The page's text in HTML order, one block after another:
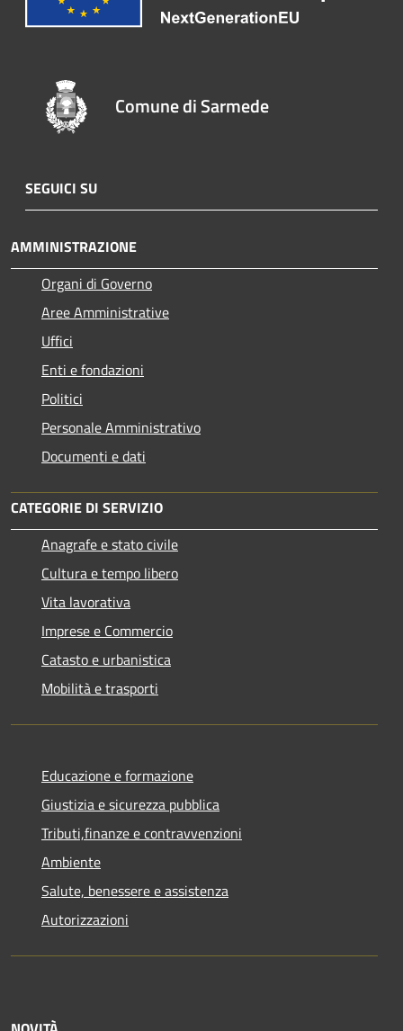
Comune di Sarmede
SEGUICI SU
AMMINISTRAZIONE
Organi di Governo
Aree Amministrative
Uffici
Enti e fondazioni
Politici
Personale Amministrativo
Documenti e dati
CATEGORIE DI SERVIZIO
Anagrafe e stato civile
Cultura e tempo libero
Vita lavorativa
Imprese e Commercio
Catasto e urbanistica
Mobilità e trasporti
Educazione e formazione
Giustizia e sicurezza pubblica
Tributi,finanze e contravvenzioni
Ambiente
Salute, benessere e assistenza
Autorizzazioni